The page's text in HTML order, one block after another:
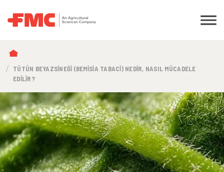
SAYFA
YOLU
TÜTÜN BEYAZSINEĞI (BEMISIA TABACI) NEDIR, NASIL MÜCADELE
EDILIR?